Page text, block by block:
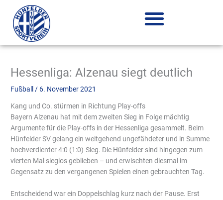
Inhalt
springen
Hessenliga: Alzenau siegt deutlich
Fußball / 6. November 2021
Kang und Co. stürmen in Richtung Play-offs
Bayern Alzenau hat mit dem zweiten Sieg in Folge mächtig
Argumente für die Play-offs in der Hessenliga gesammelt. Beim
Hünfelder SV gelang ein weitgehend ungefähdeter und in Summe
hochverdienter 4:0 (1:0)-Sieg. Die Hünfelder sind hingegen zum
vierten Mal sieglos geblieben – und erwischten diesmal im
Gegensatz zu den vergangenen Spielen einen gebrauchten Tag.
Entscheidend war ein Doppelschlag kurz nach der Pause. Erst